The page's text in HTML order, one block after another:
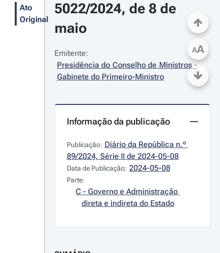
Ato
Original
5022/2024, de 8 de
maio
Emitente:
Presidência do Conselho de Ministros -
Gabinete do Primeiro-Ministro
Informação da publicação
Publicação: Diário da República n.º
89/2024, Série II de 2024-05-08
Data de Publicação: 2024-05-08
Parte:
C - Governo e Administração
direta e indireta do Estado
AA